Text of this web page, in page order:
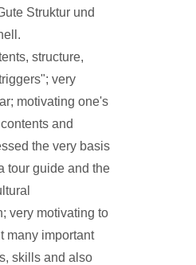
Struktur und
structure,
very
motivating one's
and
the very basis
tour guide and the
very motivating to
many important
skills and also